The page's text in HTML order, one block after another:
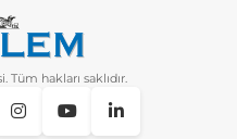
hakları saklıdır.